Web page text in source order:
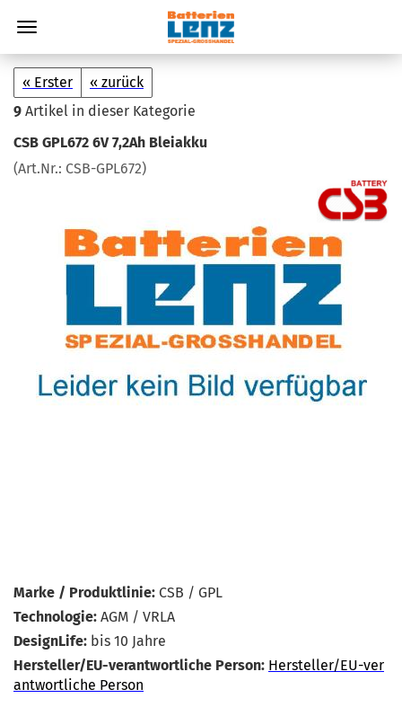
« Erster
« zurück
9 Artikel in dieser Kategorie
CSB GPL672 6V 7,2Ah Blei­ak­ku
(Art.Nr.: CSB-​GPL672)
Marke / Produktlinie: CSB / GPL
Technologie: AGM / VRLA
DesignLife: bis 10 Jahre
Hersteller/EU-verantwortliche Person: Hersteller/EU-ver
antwortliche Person